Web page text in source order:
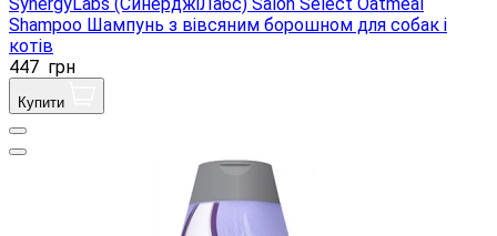
Shampoo Шампунь з вівсяним борошном для собак і
котів
447 грн
Купити